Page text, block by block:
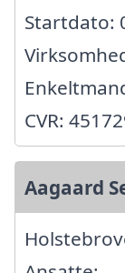
Startdato:
CVR:
Aagaard